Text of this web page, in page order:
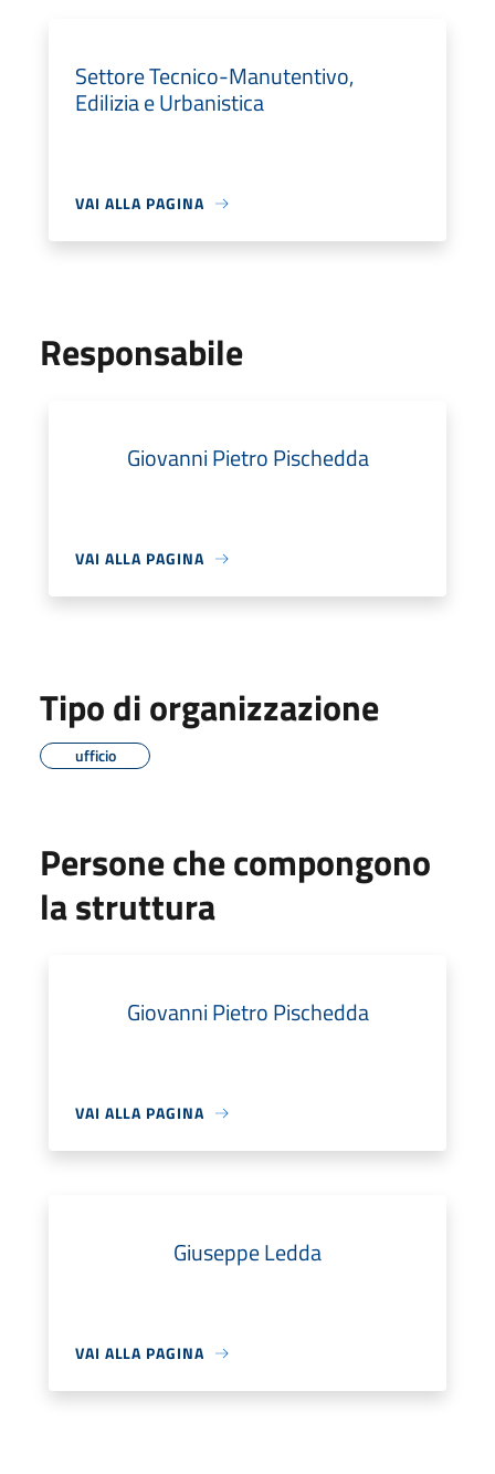
Settore Tecnico-Manutentivo,
Edilizia e Urbanistica
VAI ALLA PAGINA
Responsabile
Giovanni Pietro Pischedda
VAI ALLA PAGINA
Tipo di organizzazione
ufficio
Persone che compongono
la struttura
Giovanni Pietro Pischedda
VAI ALLA PAGINA
Giuseppe Ledda
VAI ALLA PAGINA